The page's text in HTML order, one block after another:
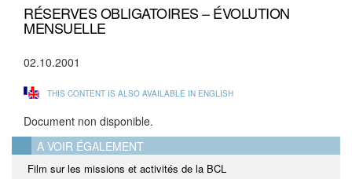
RÉSERVES OBLIGATOIRES – ÉVOLUTION
MENSUELLE
02.10.2001
THIS CONTENT IS ALSO AVAILABLE IN ENGLISH
Document non disponible.
A VOIR ÉGALEMENT
Film sur les missions et activités de la BCL